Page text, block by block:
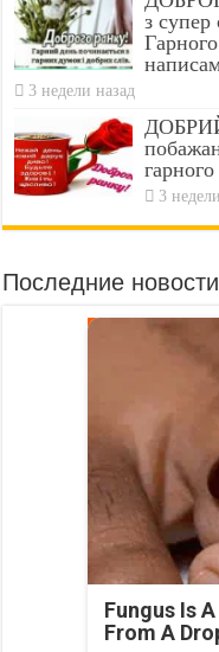
з
3 недели назад
3
Последние новости
Fungus Is
From A